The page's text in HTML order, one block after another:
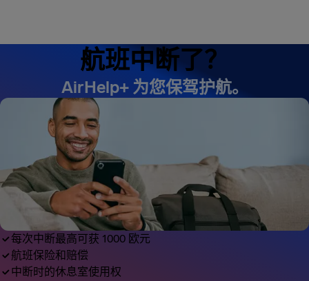
航班中断了？
AirHelp+ 为您保驾护航。
600 欧元 赔偿
已汇入您的帐户
每次中断最高可获 1000 欧元
航班保险和赔偿
中断时的休息室使用权